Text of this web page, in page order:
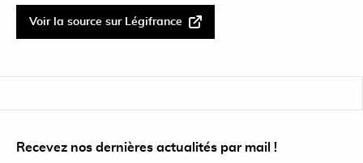
Voir la source sur Légifrance
Recevez nos dernières actualités par mail !